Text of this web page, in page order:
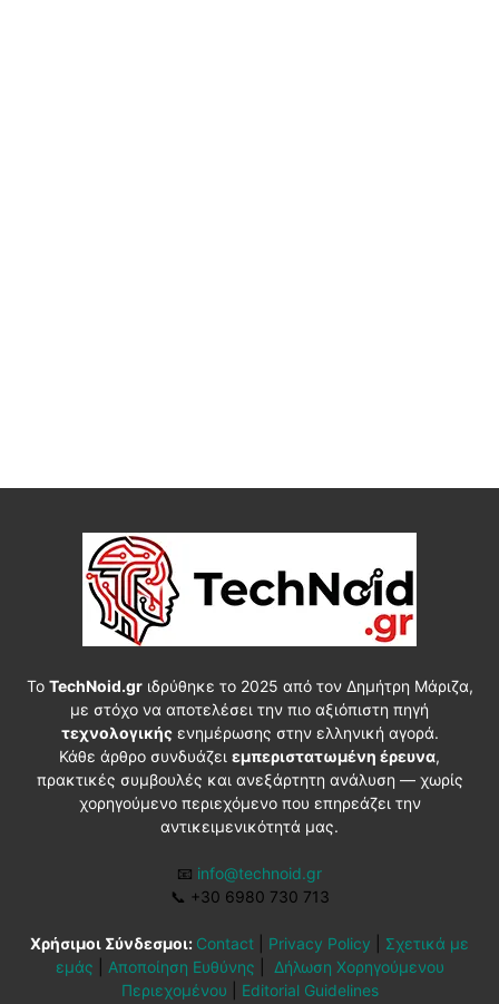
Το TechNoid.grιδρύθηκε το 2025 από τον Δημήτρη Μάριζα,
με στόχο να αποτελέσει την πιο αξιόπιστη πηγή
τεχνολογικήςενημέρωσης στην ελληνική αγορά.
Κάθε άρθρο συνδυάζει εμπεριστατωμένη έρευνα,
πρακτικές συμβουλές και ανεξάρτητη ανάλυση — χωρίς
χορηγούμενο περιεχόμενο που επηρεάζει την
αντικειμενικότητά μας.
📧 info@technoid.gr
📞 +30 6980 730 713
Χρήσιμοι Σύνδεσμοι: Contact Privacy Policy
Σχετικά με
εμάς
Αποποίηση Ευθύνης
Δήλωση Χορηγούμενου
Περιεχομένου
Editorial Guidelines